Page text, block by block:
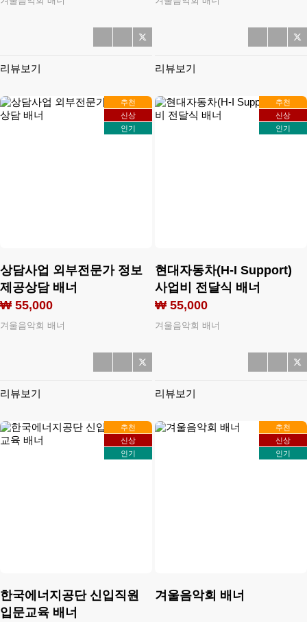
리뷰보기 리뷰보기
추천
신상
인기
상담사업 외부전문가 정보
제공상담 배너
₩ 55,000
겨울음악회 배너
리뷰보기
추천
신상
인기
현대자동차(H-I Support)
사업비 전달식 배너
₩ 55,000
겨울음악회 배너
리뷰보기
추천
신상
인기
한국에너지공단 신입직원
입문교육 배너
추천
신상
인기
겨울음악회 배너